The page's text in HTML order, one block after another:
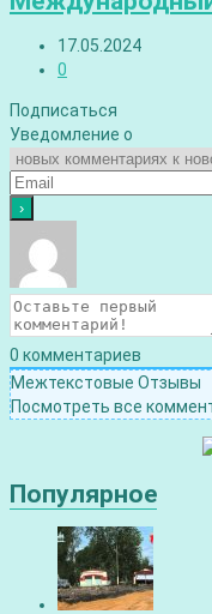
17.05.2024
0
Подписаться
Уведомление о
0 комментариев
Межтекстовые Отзывы
Посмотреть все
Популярное